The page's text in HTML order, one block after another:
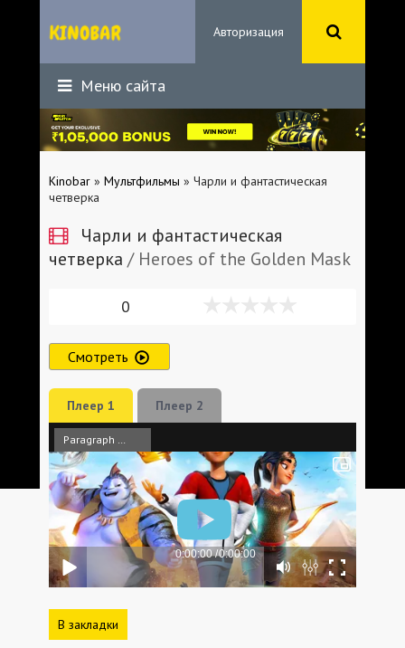
Авторизация
Меню сайта
Kinobar » Мультфильмы » Чарли и фантастическая
четверка
Чарли и фантастическая
четверка / Heroes of the Golden Mask
0
Смотреть
Плеер 1 Плеер 2
В закладки